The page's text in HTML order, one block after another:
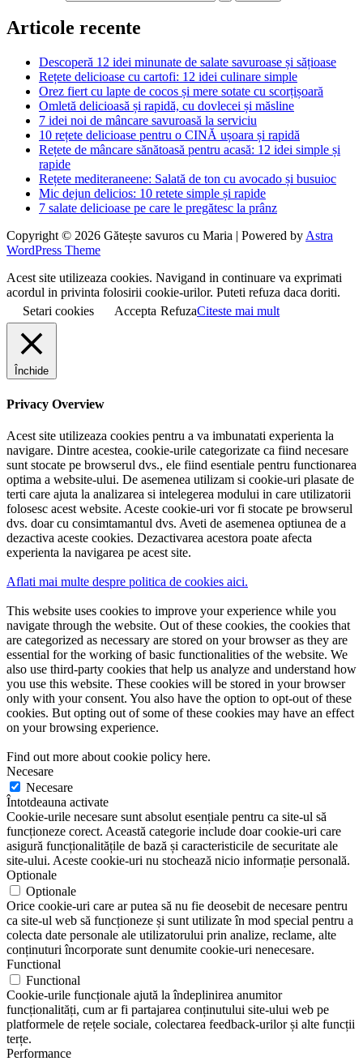
Articole recente
Descoperă 12 idei minunate de salate savuroase și sățioase
Rețete delicioase cu cartofi: 12 idei culinare simple
Orez fiert cu lapte de cocos și mere sotate cu scorțișoară
Omletă delicioasă și rapidă, cu dovlecei și măsline
7 idei noi de mâncare savuroasă la serviciu
10 rețete delicioase pentru o CINĂ ușoara și rapidă
Rețete de mâncare sănătoasă pentru acasă: 12 idei simple și
rapide
Rețete mediteraneene: Salată de ton cu avocado și busuioc
Mic dejun delicios: 10 retete simple și rapide
7 salate delicioase pe care le pregătesc la prânz
Copyright © 2026 Gătește savuros cu Maria | Powered by Astra
WordPress Theme
Acest site utilizeaza cookies. Navigand in continuare va exprimati
acordul in privinta folosirii cookie-urilor. Puteti refuza daca doriti.
Setari cookies
Accepta RefuzaCiteste mai mult
Închide
Privacy Overview
Acest site utilizeaza cookies pentru a va imbunatati experienta la
navigare. Dintre acestea, cookie-urile categorizate ca fiind necesare
sunt stocate pe browserul dvs., ele fiind esentiale pentru functionarea
optima a website-ului. De asemenea utilizam si cookie-uri plasate de
terti care ajuta la analizarea si intelegerea modului in care utilizatorii
folosesc acest website. Aceste cookie-uri vor fi stocate pe browserul
dvs. doar cu consimtamantul dvs. Aveti de asemenea optiunea de a
dezactiva aceste cookies. Dezactivarea acestora poate afecta
experienta la navigarea pe acest site.
Aflati mai multe despre politica de cookies aici.
This website uses cookies to improve your experience while you
navigate through the website. Out of these cookies, the cookies that
are categorized as necessary are stored on your browser as they are
essential for the working of basic functionalities of the website. We
also use third-party cookies that help us analyze and understand how
you use this website. These cookies will be stored in your browser
only with your consent. You also have the option to opt-out of these
cookies. But opting out of some of these cookies may have an effect
on your browsing experience.
Find out more about cookie policy here.
Necesare
Necesare
Întotdeauna activate
Cookie-urile necesare sunt absolut esențiale pentru ca site-ul să
funcționeze corect. Această categorie include doar cookie-uri care
asigură funcționalitățile de bază și caracteristicile de securitate ale
site-ului. Aceste cookie-uri nu stochează nicio informație personală.
Optionale
Optionale
Orice cookie-uri care ar putea să nu fie deosebit de necesare pentru
ca site-ul web să funcționeze și sunt utilizate în mod special pentru a
colecta date personale ale utilizatorului prin analize, reclame, alte
conținuturi încorporate sunt denumite cookie-uri nenecesare.
Functional
Functional
Cookie-urile funcționale ajută la îndeplinirea anumitor
funcționalități, cum ar fi partajarea conținutului site-ului web pe
platformele de rețele sociale, colectarea feedback-urilor și alte funcții
terțe.
Performance